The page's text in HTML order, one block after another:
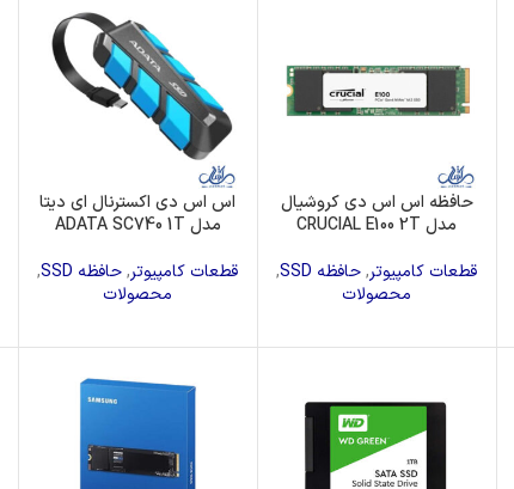
حافظه اس اس دی کروشیال
مدل CRUCIAL E100 2T
قطعات کامپیوتر,حافظه SSD
,
محصولات
اس اس دی اکسترنال ای دیتا
مدل ADATA SC740 1T
قطعات کامپیوتر,حافظه SSD
,
محصولات